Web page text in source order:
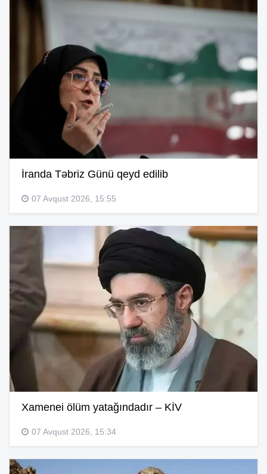
İranda Təbriz Günü qeyd edilib
07 Avqust 2026, 15:55
Xamenei ölüm yatağındadır – KİV
07 Avqust 2026, 15:34